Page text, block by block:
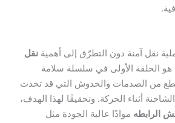
نقل آمنة دون التطرّق إلى أهميةنقل
هو الحلقة الأولى في سلسلة سلامة
من الصدمات والخدوش التي قد تحدث
أثناء الحركة. وتحقيقًا لهذا الهدف،
الرابطه موادًا عالية الجودة مثل